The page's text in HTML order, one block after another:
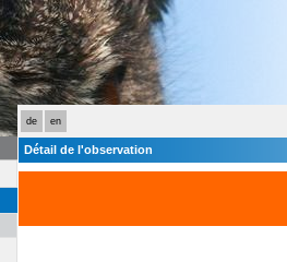
de en
Détail de l'observation